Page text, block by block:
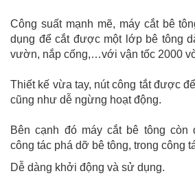
Công suất mạnh mẽ, máy cắt bê
dụng để cắt được một lớp bê tông
vườn, nắp cống,…với vận tốc 2000
Thiết kế vừa tay, nút công tắt được
cũng như dễ ngừng hoạt động.
Bên cạnh đó máy cắt bê tông còn
công tác phá dỡ bê tông, trong công
Dễ dàng khởi động và sử dụng.